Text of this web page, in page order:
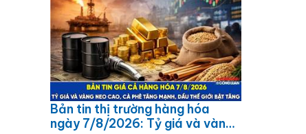
Bản tin thị trường hàng hóa
ngày 7/8/2026: Tỷ giá và vàng